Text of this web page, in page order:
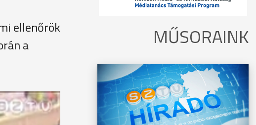
ellenőrök
a
MŰSORAINK